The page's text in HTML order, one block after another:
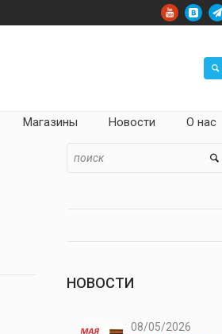
Магазины Новости О нас
НОВОСТИ
08/05/2026